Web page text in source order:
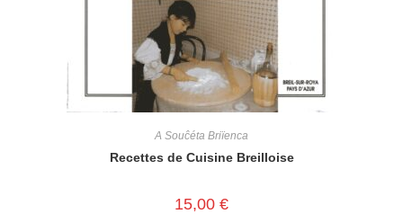
A Souĉéta Briïenca
Recettes de Cuisine Breilloise
15,00 €